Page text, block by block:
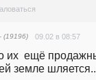
(19196) 09.02 в 08:57
их  ещё
земле